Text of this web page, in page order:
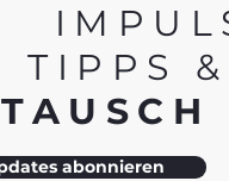
TIPPS
abonnieren